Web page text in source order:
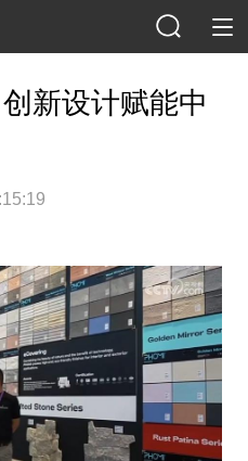
新设计赋能中